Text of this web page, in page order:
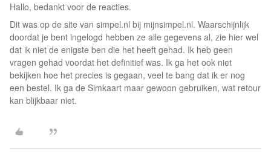
Hallo, bedankt voor de reacties.
Dit was op de site van simpel.nl bij mijnsimpel.nl. Waarschijnlijk
doordat je bent ingelogd hebben ze alle gegevens al, zie hier wel
dat ik niet de enigste ben die het heeft gehad. Ik heb geen
vragen gehad voordat het definitief was. Ik ga het ook niet
bekijken hoe het precies is gegaan, veel te bang dat ik er nog
een bestel. Ik ga de Simkaart maar gewoon gebruiken, wat retour
kan blijkbaar niet.